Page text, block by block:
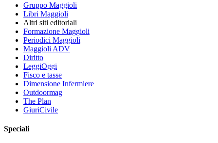
Gruppo Maggioli
Libri Maggioli
Altri siti editoriali
Formazione Maggioli
Periodici Maggioli
Maggioli ADV
Diritto
LeggiOggi
Fisco e tasse
Dimensione Infermiere
Outdoormag
The Plan
GiuriCivile
Speciali